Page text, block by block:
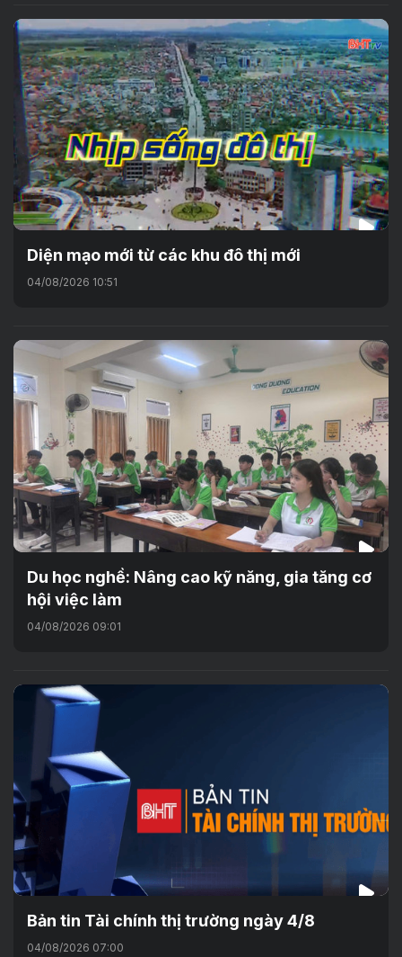
Diện mạo mới từ các khu đô thị mới
04/08/2026 10:51
Du học nghề: Nâng cao kỹ năng, gia tăng cơ
hội việc làm
04/08/2026 09:01
Bản tin Tài chính thị trường ngày 4/8
04/08/2026 07:00